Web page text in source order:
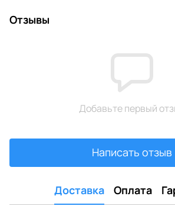
Отзывы
Добавьте первый
Написать отзыв
Доставка Оплата